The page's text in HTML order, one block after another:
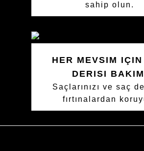
sahip olun.
HER MEVSIM
DERISI
Saçlarınızı ve saç
fırtınalardan